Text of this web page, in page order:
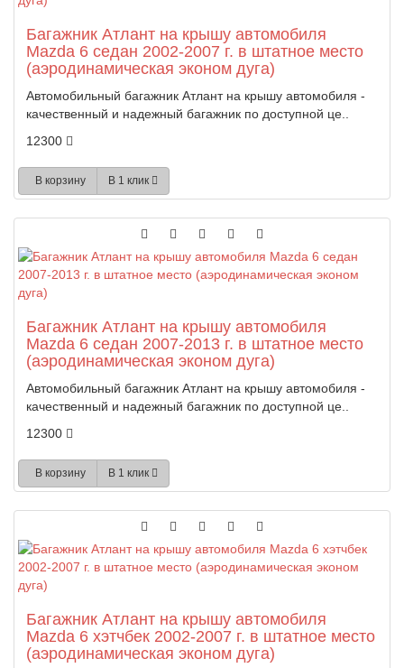
Багажник Атлант на крышу автомобиля
Mazda 6 седан 2002-2007 г. в штатное место
(аэродинамическая эконом дуга)
Автомобильный багажник Атлант на крышу автомобиля -
качественный и надежный багажник по доступной це..
12300
В корзину В 1 клик
Багажник Атлант на крышу автомобиля
Mazda 6 седан 2007-2013 г. в штатное место
(аэродинамическая эконом дуга)
Автомобильный багажник Атлант на крышу автомобиля -
качественный и надежный багажник по доступной це..
12300
В корзину В 1 клик
Багажник Атлант на крышу автомобиля
Mazda 6 хэтчбек 2002-2007 г. в штатное место
(аэродинамическая эконом дуга)